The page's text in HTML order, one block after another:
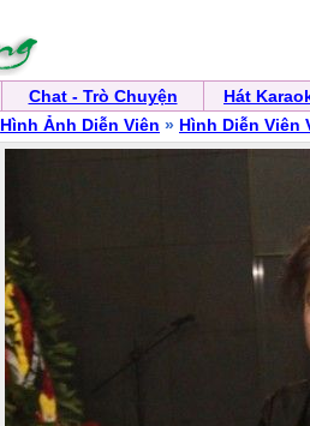
Chat - Trò Chuyện Hát
Hình Ảnh Diễn Viên » Hình Diễn Viên